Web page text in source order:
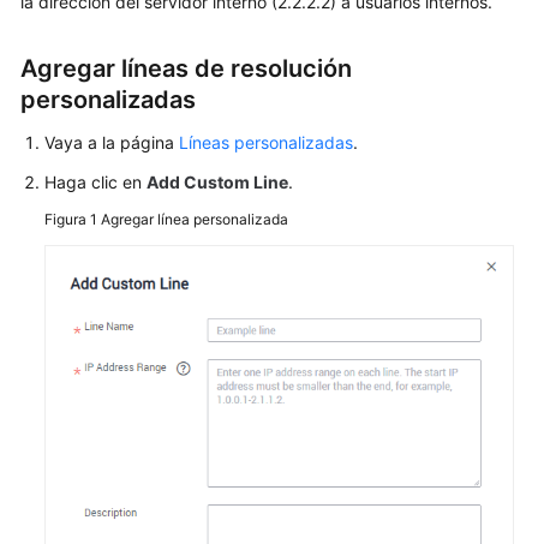
líneas
personalizadas
de
enrutamiento
Gestión
de
CTS
Agregar líneas de resolución
personalizadas
Vaya a la página Líneas personalizadas.
Haga clic en Add Custom Line.
Figura 1 Agregar línea personalizada